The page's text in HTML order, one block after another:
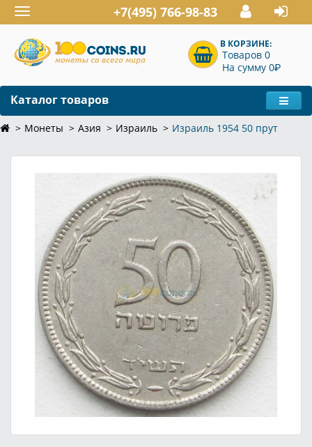
Toggle
navigation
+7(495) 766-98-83
В КОРЗИНЕ:
Товаров 0
На сумму 0P
Каталог товаров
Монеты Азия Израиль Израиль 1954 50 прут